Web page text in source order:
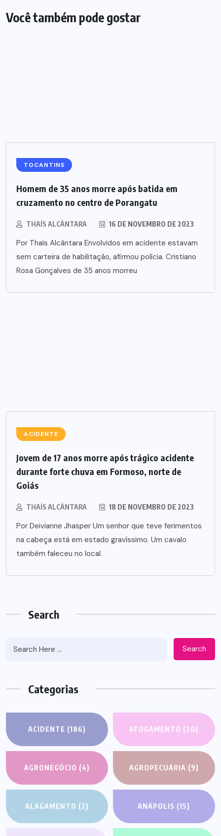
Você também pode gostar
TOCANTINS
Homem de 35 anos morre após batida em
cruzamento no centro de Porangatu
THAÍS ALCÂNTARA 16 DE NOVEMBRO DE 2023
Por Thaís Alcântara Envolvidos em acidente estavam
sem carteira de habilitação, afirmou polícia. Cristiano
Rosa Gonçalves de 35 anos morreu
ACIDENTE
Jovem de 17 anos morre após trágico acidente
durante forte chuva em Formoso, norte de
Goiás
THAÍS ALCÂNTARA 18 DE NOVEMBRO DE 2023
Por Deivianne Jhasper Um senhor que teve ferimentos
na cabeça está em estado gravíssimo. Um cavalo
também faleceu no local.
Search
Search
Categorias
ACIDENTE (186) AFOGAMENTO (20)
AGRONEGÓCIO (4) AGROPECUÁRIA (9)
ALAGAMENTO (2) ANÁPOLIS (15)